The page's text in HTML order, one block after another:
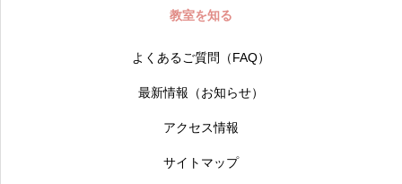
教室を知る
よくあるご質問（FAQ）
最新情報（お知らせ）
アクセス情報
サイトマップ